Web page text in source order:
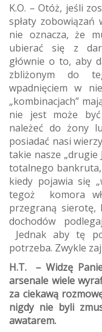
K.O. – Otóż, jeśli
spłaty zobowiązań
nie oznacza, że
ubierać się z
głównie o to, aby
zbliżonym do
wpadnięciem w
„kombinacjach”
nie jest może być
należeć do żony
posiadać nasi
takie nasze „drugie
totalnego bankruta,
kiedy pojawia się
tegoż komora
przegraną
dochodów
Jednak aby tę
potrzeba. Zwykle
H.T. – Widzę
arsenale wiele
za ciekawą
nigdy nie byli
awatarem.